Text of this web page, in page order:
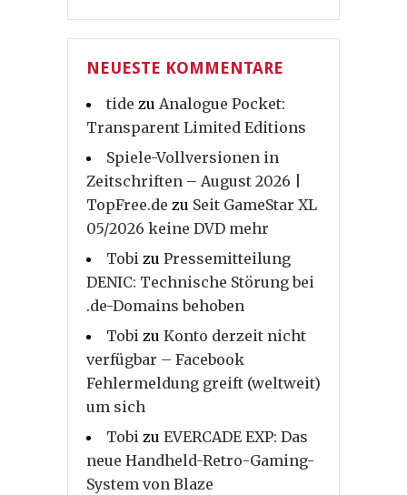
NEUESTE KOMMENTARE
tide zu Analogue Pocket:
Transparent Limited Editions
Spiele-Vollversionen in
Zeitschriften – August 2026 |
TopFree.de zu Seit GameStar XL
05/2026 keine DVD mehr
Tobi zu Pressemitteilung
DENIC: Technische Störung bei
.de-Domains behoben
Tobi zu Konto derzeit nicht
verfügbar – Facebook
Fehlermeldung greift (weltweit)
um sich
Tobi zu EVERCADE EXP: Das
neue Handheld-Retro-Gaming-
System von Blaze